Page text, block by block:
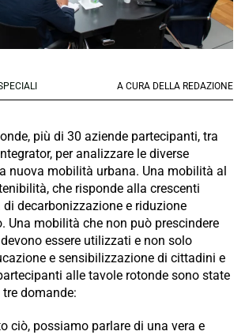
A CURA DELLA REDAZIONE
più di 30 aziende partecipanti, tra
per analizzare le diverse
nuova mobilità urbana. Una mobilità al
che risponde alla crescenti
decarbonizzazione e riduzione
Una mobilità che non può prescindere
essere utilizzati e non solo
e sensibilizzazione di cittadini e
alle tavole rotonde sono state
domande:
ciò, possiamo parlare di una vera e